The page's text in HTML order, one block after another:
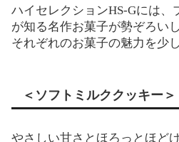
ハイセレクションHS-Gには、
が知る名作お菓子が勢ぞろい
それぞれのお菓子の魅力を少
＜ソフトミルククッキー＞
やさしい甘さとほろっとほど